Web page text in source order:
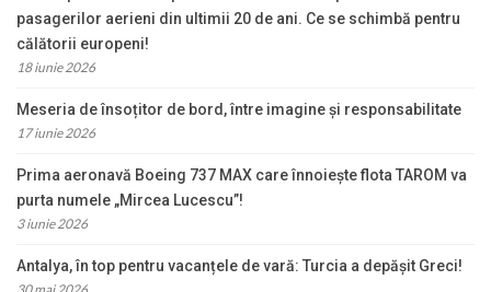
pasagerilor aerieni din ultimii 20 de ani. Ce se schimbă pentru
călătorii europeni!
18 iunie 2026
Meseria de însoțitor de bord, între imagine și responsabilitate
17 iunie 2026
Prima aeronavă Boeing 737 MAX care înnoiește flota TAROM va
purta numele „Mircea Lucescu”!
3 iunie 2026
Antalya, în top pentru vacanțele de vară: Turcia a depășit Greci!